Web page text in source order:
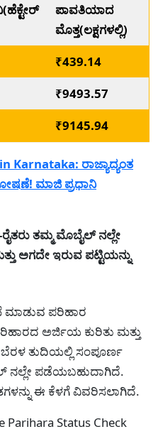
ಪಾವತಿಯಾದ
ಮೊತ್ತ(ಲಕ್ಷಗಳಲ್ಲಿ)
₹439.14
₹9493.57
₹9145.94
Karnataka: ರಾಜ್ಯಾದ್ಯಂತ
ಮಾಜಿ ಪ್ರಧಾನಿ
ತಮ್ಮ ಮೊಬೈಲ್ ನಲ್ಲೇ
ಅಗದೇ ಇರುವ ಪಟ್ಟಿಯನ್ನು
ಪರಿಹಾರ
ಅರ್ಜಿಯ ಕುರಿತು ಮತ್ತು
ಬೆರಳ ತುದಿಯಲ್ಲಿ ಸಂಪೂರ್ಣ
ನಲ್ಲೇ ಪಡೆಯಬಹುದಾಗಿದೆ.
ಈ ಕೆಳಗೆ ವಿವರಿಸಲಾಗಿದೆ.
Status Check